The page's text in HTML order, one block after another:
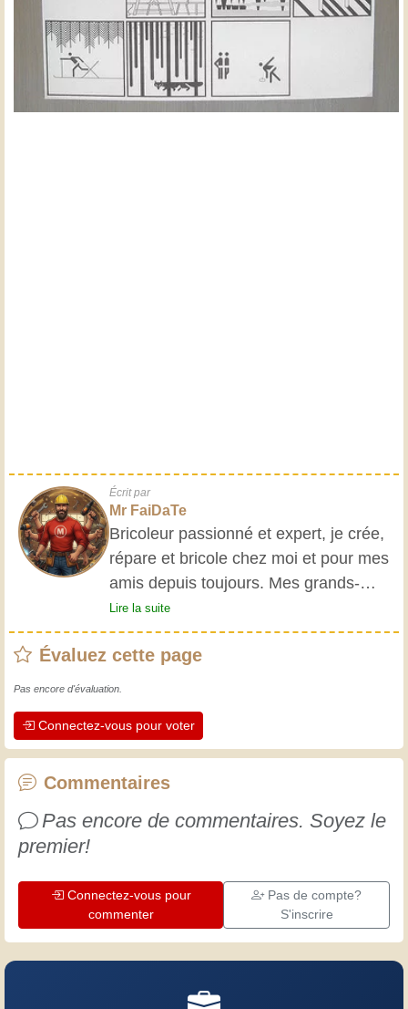
Écrit par
Mr FaiDaTe
Bricoleur passionné et expert, je crée,
répare et bricole chez moi et pour mes
amis depuis toujours. Mes grands-
parents m'ont initié très jeune, et
depuis, j'ai acquis une riche expérience.
L'expérience est essentielle ! Elle nous
professionnels. Apprenons ensemble ;
chaque jour est une occasion de
progresser. Amusez-vous bien !
Lire la suite
Évaluez cette page
Pas encore d'évaluation.
Connectez-vous pour voter
Commentaires
Pas encore de commentaires. Soyez le
premier!
Connectez-vous pour
commenter
Pas de compte?
S'inscrire